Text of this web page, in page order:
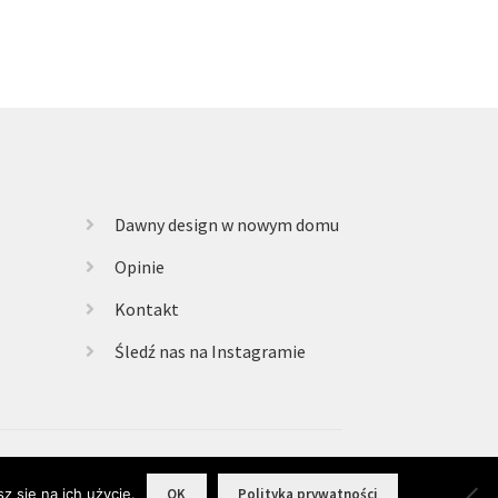
Dawny design w nowym domu
Opinie
Kontakt
Śledź nas na Instagramie
się na ich użycie. OK Polityka prywatności